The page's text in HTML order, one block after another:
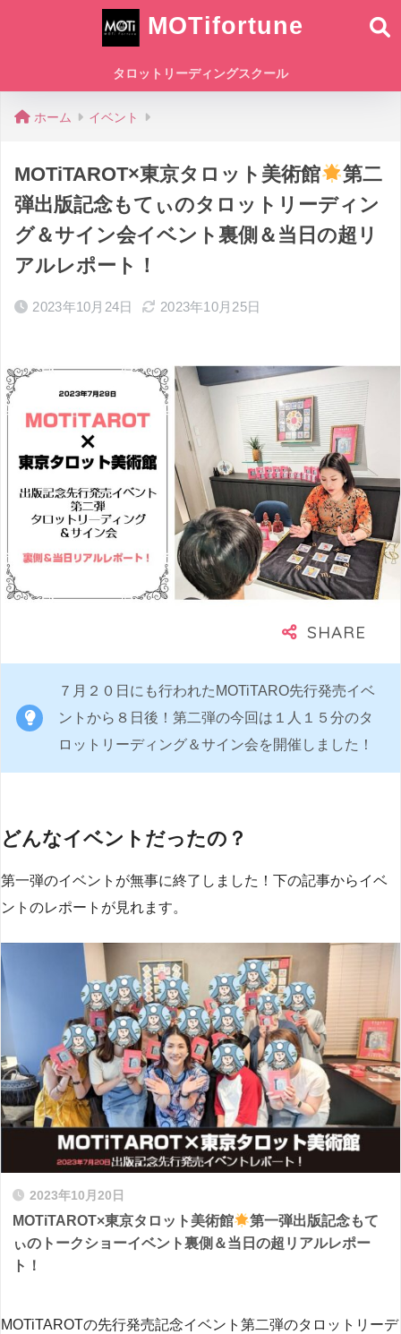
MOTifortune
タロットリーディングスクール
ホーム イベント
MOTiTAROT×東京タロット美術館
第二
弾出版記念もてぃのタロットリーディン
グ＆サイン会イベント裏側＆当日の超リ
アルレポート！
2023年10月24日 2023年10月25日
７月２０日にも行われたMOTiTARO先行発売イベ
ントから８日後！第二弾の今回は１人１５分のタ
ロットリーディング＆サイン会を開催しました！
どんなイベントだったの？
第一弾のイベントが無事に終了しました！下の記事からイベ
ントのレポートが見れます。
2023年10月20日
MOTiTAROT×東京タロット美術館
第一弾出版記念もて
ぃのトークショーイベント裏側＆当日の超リアルレポー
ト！
MOTiTAROTの先行発売記念イベント第二弾のタロットリーデ